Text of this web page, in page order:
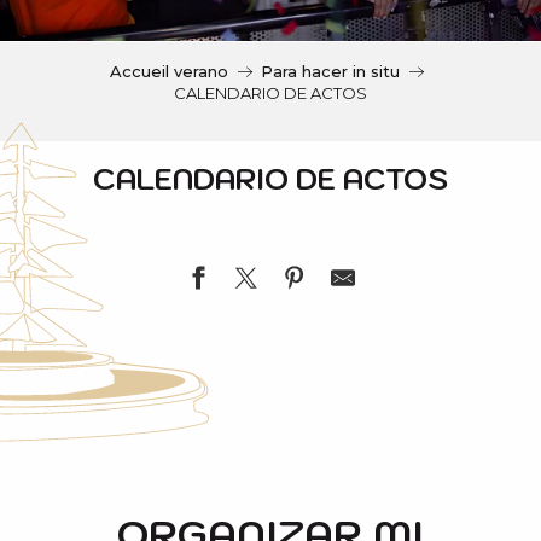
i
l
Accueil verano
Para hacer in situ
CALENDARIO DE ACTOS
CALENDARIO DE ACTOS
Mousse Party